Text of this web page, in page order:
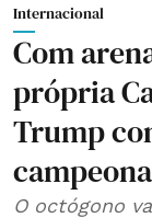
Internacional
Com
própria
Trump
O octógono